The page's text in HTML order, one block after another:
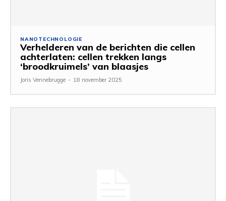
NANOTECHNOLOGIE
Verhelderen van de berichten die cellen
achterlaten: cellen trekken langs
‘broodkruimels’ van blaasjes
Joris Vennebrugge - 18 november 2025